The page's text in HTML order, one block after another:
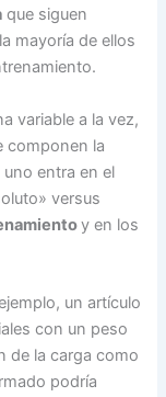
que siguen
mayoría de ellos
variable a la vez,
componen la
entra en el
versus
y en los
un artículo
con un peso
de la carga como
podría